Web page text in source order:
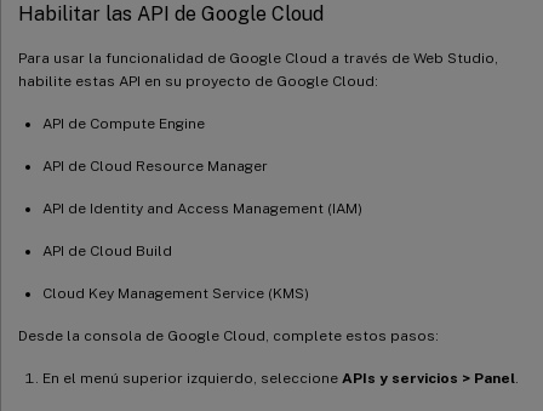
Habilitar las API de Google Cloud
Para usar la funcionalidad de Google Cloud a través de Web Studio,
habilite estas API en su proyecto de Google Cloud:
API de Compute Engine
API de Cloud Resource Manager
API de Identity and Access Management (IAM)
API de Cloud Build
Cloud Key Management Service (KMS)
Desde la consola de Google Cloud, complete estos pasos:
En el menú superior izquierdo, seleccione APIs y servicios > Panel